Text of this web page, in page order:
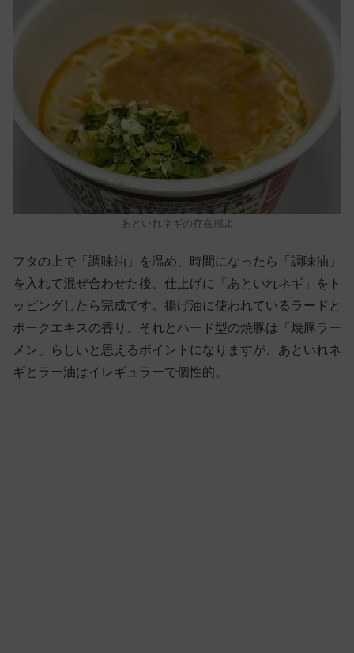
あといれネギの存在感よ
フタの上で「調味油」を温め、時間になったら「調味油」
を入れて混ぜ合わせた後、仕上げに「あといれネギ」をト
ッピングしたら完成です。揚げ油に使われているラードと
ポークエキスの香り、それとハード型の焼豚は「焼豚ラー
メン」らしいと思えるポイントになりますが、あといれネ
ギとラー油はイレギュラーで個性的。